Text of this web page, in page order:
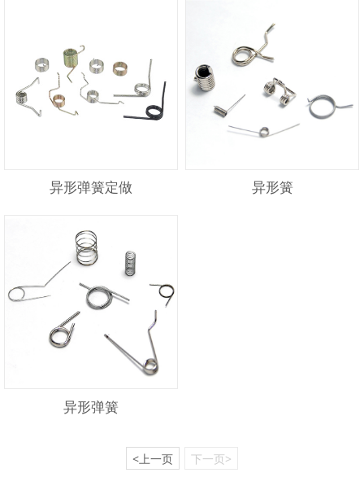
异形弹簧定做 异形簧
异形弹簧
<上一页 下一页>